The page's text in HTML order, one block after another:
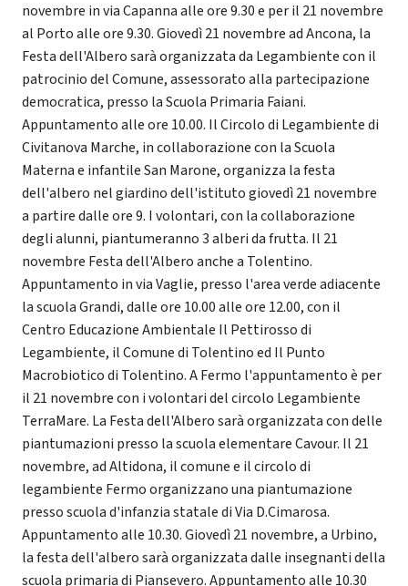
novembre in via Capanna alle ore 9.30 e per il 21 novembre
al Porto alle ore 9.30. Giovedì 21 novembre ad Ancona, la
Festa dell'Albero sarà organizzata da Legambiente con il
patrocinio del Comune, assessorato alla partecipazione
democratica, presso la Scuola Primaria Faiani.
Appuntamento alle ore 10.00. Il Circolo di Legambiente di
Civitanova Marche, in collaborazione con la Scuola
Materna e infantile San Marone, organizza la festa
dell'albero nel giardino dell'istituto giovedì 21 novembre
a partire dalle ore 9. I volontari, con la collaborazione
degli alunni, piantumeranno 3 alberi da frutta. Il 21
novembre Festa dell'Albero anche a Tolentino.
Appuntamento in via Vaglie, presso l'area verde adiacente
la scuola Grandi, dalle ore 10.00 alle ore 12.00, con il
Centro Educazione Ambientale Il Pettirosso di
Legambiente, il Comune di Tolentino ed Il Punto
Macrobiotico di Tolentino. A Fermo l'appuntamento è per
il 21 novembre con i volontari del circolo Legambiente
TerraMare. La Festa dell'Albero sarà organizzata con delle
piantumazioni presso la scuola elementare Cavour. Il 21
novembre, ad Altidona, il comune e il circolo di
legambiente Fermo organizzano una piantumazione
presso scuola d'infanzia statale di Via D.Cimarosa.
Appuntamento alle 10.30. Giovedì 21 novembre, a Urbino,
la festa dell'albero sarà organizzata dalle insegnanti della
scuola primaria di Piansevero. Appuntamento alle 10.30